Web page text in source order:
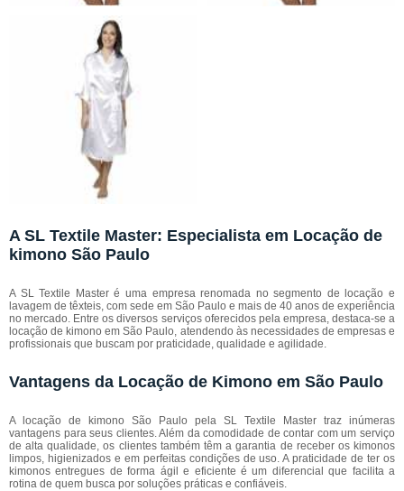
A SL Textile Master: Especialista em Locação de
kimono São Paulo
A SL Textile Master é uma empresa renomada no segmento de locação e
lavagem de têxteis, com sede em São Paulo e mais de 40 anos de experiência
no mercado. Entre os diversos serviços oferecidos pela empresa, destaca-se a
locação de kimono em São Paulo, atendendo às necessidades de empresas e
profissionais que buscam por praticidade, qualidade e agilidade.
Vantagens da Locação de Kimono em São Paulo
A locação de kimono São Paulo pela SL Textile Master traz inúmeras
vantagens para seus clientes. Além da comodidade de contar com um serviço
de alta qualidade, os clientes também têm a garantia de receber os kimonos
limpos, higienizados e em perfeitas condições de uso. A praticidade de ter os
kimonos entregues de forma ágil e eficiente é um diferencial que facilita a
rotina de quem busca por soluções práticas e confiáveis.